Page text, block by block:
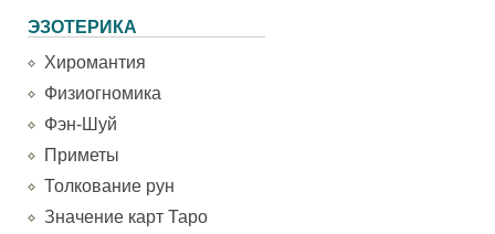
ЭЗОТЕРИКА
Хиромантия
Физиогномика
Фэн-Шуй
Приметы
Толкование рун
Значение карт Таро